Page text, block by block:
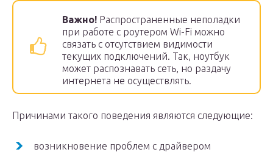
Важно! Распространенные неполадки
при работе с роутером Wi-Fi можно
связать с отсутствием видимости
текущих подключений. Так, ноутбук
может распознавать сеть, но раздачу
интернета не осуществлять.
Причинами такого поведения являются следующие:
возникновение проблем с драйвером